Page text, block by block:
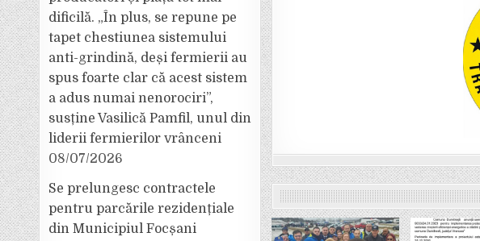
dificilă. „În plus, se repune pe
tapet chestiunea sistemului
anti-grindină, deși fermierii au
spus foarte clar că acest sistem
a adus numai nenorociri”,
susține Vasilică Pamfil, unul din
liderii fermierilor vrânceni
08/07/2026
Se prelungesc contractele
pentru parcările rezidențiale
din Municipiul Focșani